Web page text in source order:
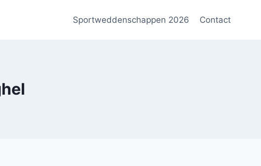
Sportweddenschappen 2026 Contact